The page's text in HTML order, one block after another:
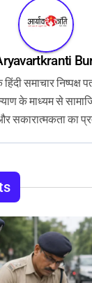
समाचार निष्पक्ष
के माध्यम से
सकारात्मकता का